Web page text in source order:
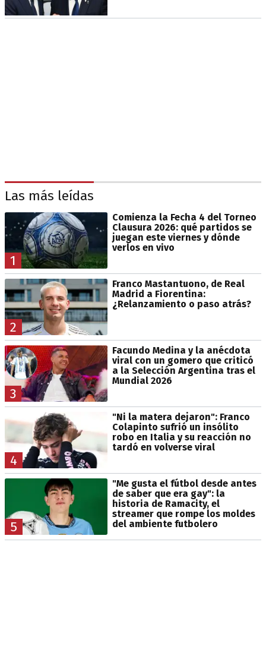
Las más leídas
1
Comienza la Fecha 4 del Torneo
Clausura 2026: qué partidos se
juegan este viernes y dónde
verlos en vivo
2
Franco Mastantuono, de Real
Madrid a Fiorentina:
¿Relanzamiento o paso atrás?
3
Facundo Medina y la anécdota
viral con un gomero que criticó
a la Selección Argentina tras el
Mundial 2026
4
"Ni la matera dejaron": Franco
Colapinto sufrió un insólito
robo en Italia y su reacción no
tardó en volverse viral
5
"Me gusta el fútbol desde antes
de saber que era gay": la
historia de Ramacity, el
streamer que rompe los moldes
del ambiente futbolero